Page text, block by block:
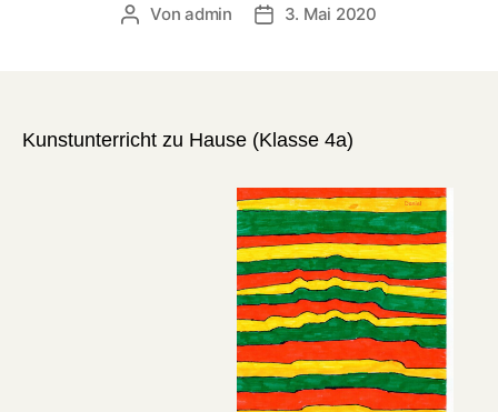
Beitragsautor
Vonadmin Veröffentlichungsdatum
3. Mai 2020
Kunstunterricht zu Hause (Klasse 4a)